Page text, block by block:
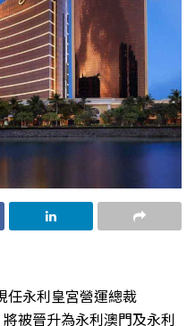
任永利皇宮營運總裁
被晉升為永利澳門及永利